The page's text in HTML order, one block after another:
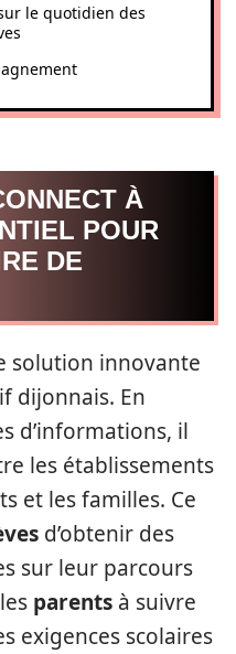
le quotidien des
À
POUR
DE
solution innovante
dijonnais. En
d’informations, il
les établissements
et les familles. Ce
d’obtenir des
sur leur parcours
parents à suivre
exigences scolaires